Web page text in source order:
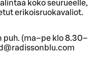
koko seurueelle,
erikoisruokavaliot.
puh. (ma–pe klo 8.30–